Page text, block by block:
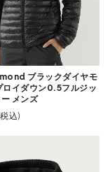
ブラックダイヤモ
ロイダウン0.5フルジッ
メンズ
込)